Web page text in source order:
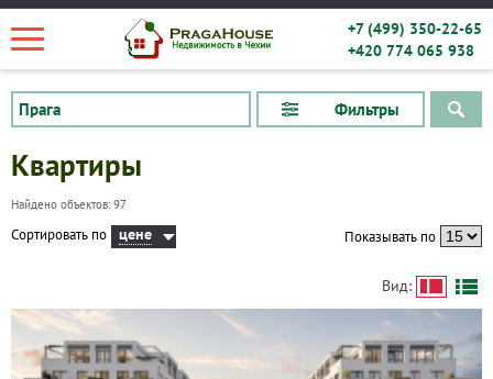
+7 (499) 350-22-65
+420 774 065 938
Фильтры
Квартиры
Найдено объектов: 97
Сортировать по цене Показывать по
Вид: